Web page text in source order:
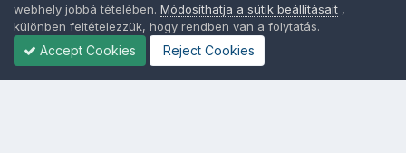
webhely jobbá tételében. Módosíthatja a sütik beállításait ,
különben feltételezzük, hogy rendben van a folytatás.
Accept Cookies Reject Cookies